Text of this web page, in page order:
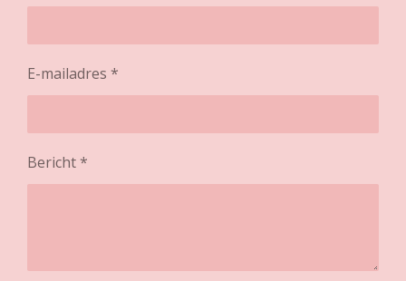
E-mailadres *
Bericht *